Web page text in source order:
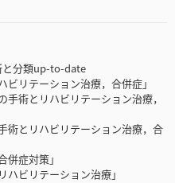
分類up-to-date
リテーション治療，合併症」
術とリハビリテーション治療，
とリハビリテーション治療，合
症対策」
ビリテーション治療」